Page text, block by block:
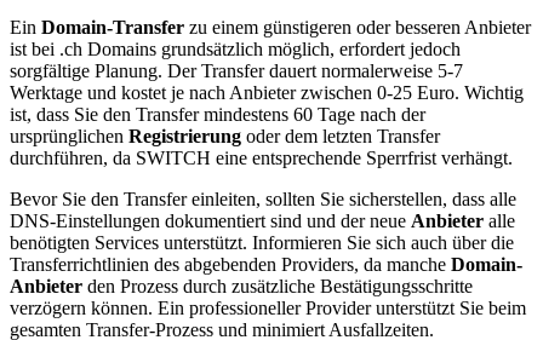
Ein Domain-Transfer zu einem günstigeren oder besseren Anbieter
ist bei .ch Domains grundsätzlich möglich, erfordert jedoch
sorgfältige Planung. Der Transfer dauert normalerweise 5-7
Werktage und kostet je nach Anbieter zwischen 0-25 Euro. Wichtig
ist, dass Sie den Transfer mindestens 60 Tage nach der
ursprünglichen Registrierung oder dem letzten Transfer
durchführen, da SWITCH eine entsprechende Sperrfrist verhängt.
Bevor Sie den Transfer einleiten, sollten Sie sicherstellen, dass alle
DNS-Einstellungen dokumentiert sind und der neue Anbieter alle
benötigten Services unterstützt. Informieren Sie sich auch über die
Transferrichtlinien des abgebenden Providers, da manche Domain-
Anbieter den Prozess durch zusätzliche Bestätigungsschritte
verzögern können. Ein professioneller Provider unterstützt Sie beim
gesamten Transfer-Prozess und minimiert Ausfallzeiten.